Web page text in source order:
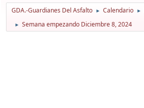
GDA.-Guardianes Del Asfalto ► Calendario ►
► Semana empezando Diciembre 8, 2024